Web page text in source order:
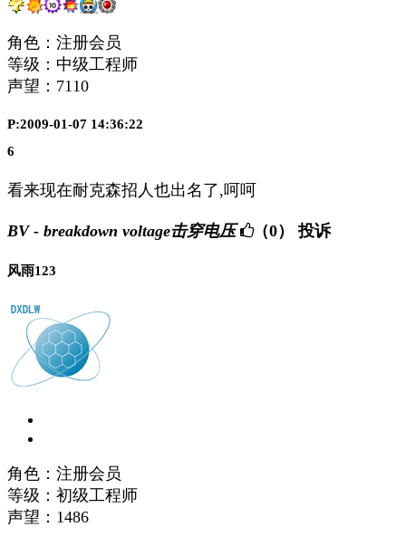
角色：注册会员
等级：中级工程师
声望： 7110
P:2009-01-07 14:36:22
6
看来现在耐克森招人也出名了,呵呵
BV - breakdown voltage击穿电压 （0） 投诉
风雨123
角色：注册会员
等级：初级工程师
声望： 1486